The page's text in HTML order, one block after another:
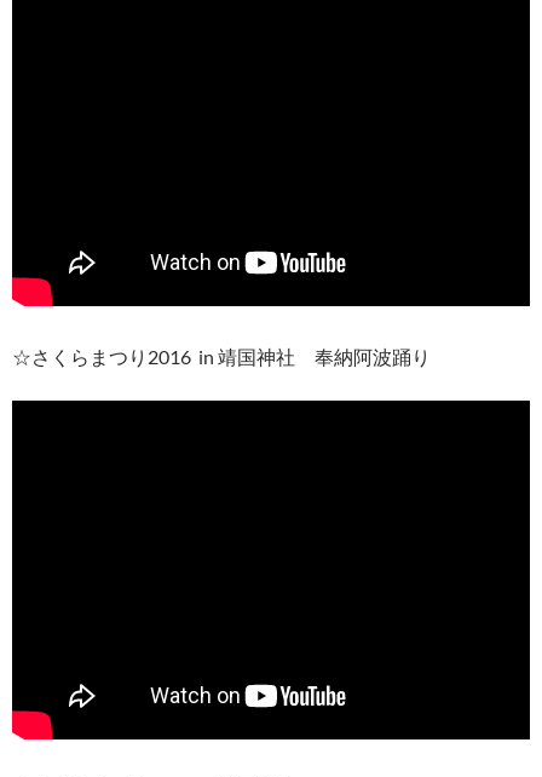
☆さくらまつり2016 in 靖国神社 奉納阿波踊り